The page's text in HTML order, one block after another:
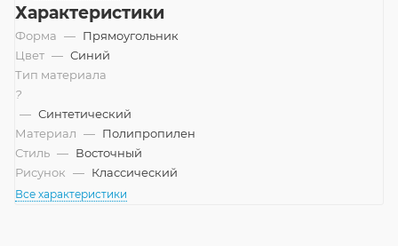
Характеристики
Форма — Прямоугольник
Цвет — Синий
Тип материала
?
— Синтетический
Материал — Полипропилен
Стиль — Восточный
Рисунок — Классический
Все характеристики